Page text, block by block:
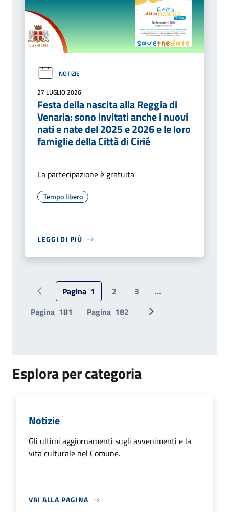
NOTIZIE
27 LUGLIO 2026
Festa della nascita alla Reggia di
Venaria: sono invitati anche i nuovi
nati e nate del 2025 e 2026 e le loro
famiglie della Città di Cirié
La partecipazione è gratuita
Tempo libero
LEGGI DI PIÙ
Pagina precedente
Pagina 1 2 3
...
Pagina 181 Pagina 182 Pagina successiva
Esplora per categoria
Notizie
Gli ultimi aggiornamenti sugli avvenimenti e la
vita culturale nel Comune.
VAI ALLA PAGINA